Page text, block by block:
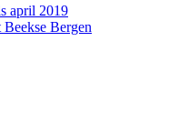
april 2019
Bergen